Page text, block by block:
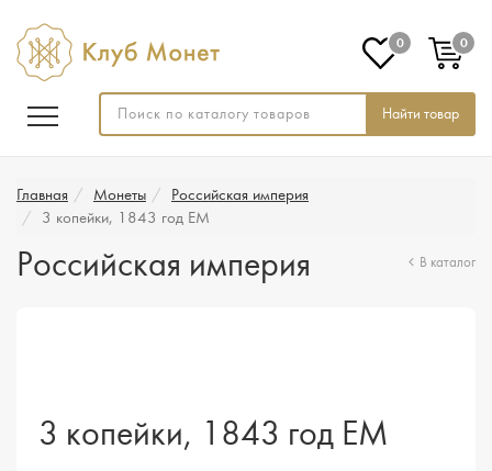
Найти товар
0 0
Главная Монеты
Российская империя
3 копейки, 1843 год ЕМ
Российская империя В каталог
3 копейки, 1843 год ЕМ